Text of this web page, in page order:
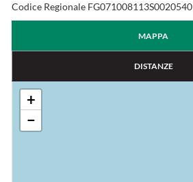
Codice Regionale FG071008113S0020540
MAPPA
DISTANZE
+
−